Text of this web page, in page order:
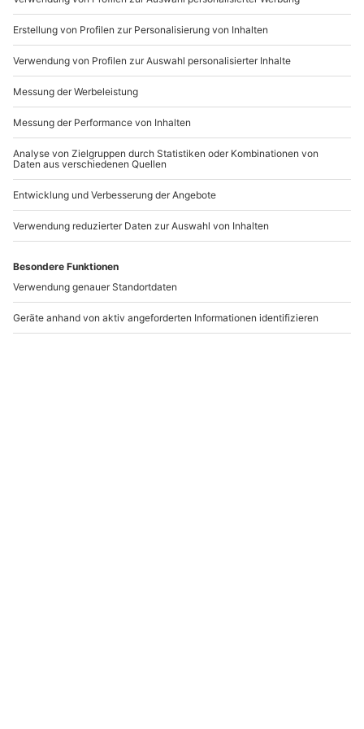
b2b@mydays.de
www.b2b.mydays.de/
Artikelnummer:47672
Andere Produkte entdecken
Fotokurs Bremen
Selbstverteidigungskurs